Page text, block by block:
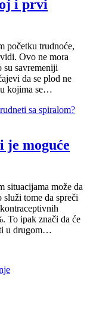
i prvi
početku trudnoće,
Ovo ne mora
su savremeniji
da se plod ne
u kojima se…
je moguće
situacijama može da
služi tome da spreči
To ipak znači da će
u drugom…